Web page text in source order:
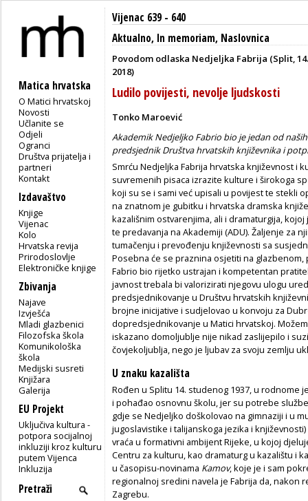
Matica hrvatska
O Matici hrvatskoj
Novosti
Učlanite se
Odjeli
Ogranci
Društva prijatelja i
partneri
Kontakt
Izdavaštvo
Knjige
Vijenac
Kolo
Hrvatska revija
Prirodoslovlje
Elektroničke knjige
Zbivanja
Najave
Izvješća
Mladi glazbenici
Filozofska škola
Komunikološka
škola
Medijski susreti
Knjižara
Galerija
EU Projekt
Uključiva kultura -
potpora socijalnoj
inkluziji kroz kulturu
putem Vijenca
Inkluzija
Vijenac 639 - 640
Aktualno, In memoriam, Naslovnica
Povodom odlaska Nedjeljka Fabrija (Split,
2018)
Ludilo povijesti, nevolje ljudskosti
Tonko Maroević
Akademik Nedjeljko Fabrio bio je jedan od
predsjednik Društva hrvatskih književnika i
Smrću Nedjeljka Fabrija hrvatska književnost i
suvremenih pisaca izrazite kulture i širokoga
koji su se i sami već upisali u povijest te stekli
na znatnom je gubitku i hrvatska dramska
kazališnim ostvarenjima, ali i dramaturgija,
te predavanja na Akademiji (ADU). Žaljenje za
tumačenju i prevođenju književnosti sa
Posebna će se praznina osjetiti na
Fabrio bio rijetko ustrajan i kompetentan
javnost trebala bi valorizirati njegovu ulogu
predsjednikovanje u Društvu hrvatskih
brojne inicijative i sudjelovao u konvoju za
dopredsjednikovanje u Matici hrvatskoj.
iskazano domoljublje nije nikad zaslijepilo i
čovjekoljublja, nego je ljubav za svoju zemlju
U znaku kazališta
Rođen u Splitu 14. studenog 1937, u rodnome
i pohađao osnovnu školu, jer su potrebe
gdje se Nedjeljko doškolovao na gimnaziji i u
jugoslavistike i talijanskoga jezika i
vraća u formativni ambijent Rijeke, u kojoj
Centru za kulturu, kao dramaturg u kazalištu i
u časopisu-novinama Kamov, koje je i sam
regionalnoj sredini navela je Fabrija da, nakon
Zagrebu.